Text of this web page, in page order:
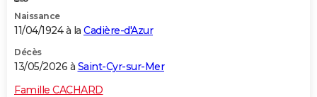
Naissance
11/04/1924 à la Cadière-d'Azur
Décès
13/05/2026 à Saint-Cyr-sur-Mer
Famille CACHARD